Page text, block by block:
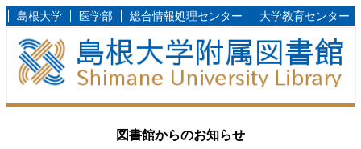
島根大学 医学部 総合情報処理センター 大学教育センター
図書館からのお知らせ